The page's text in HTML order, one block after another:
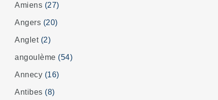
Amiens (27)
Angers (20)
Anglet (2)
angoulème (54)
Annecy (16)
Antibes (8)